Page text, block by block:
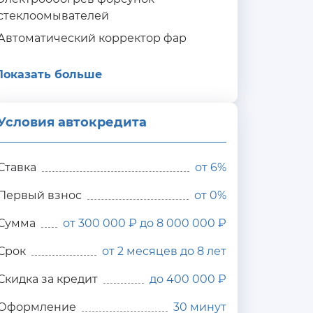
корректор фар
больше
автокредита
от 6%
взнос от 0%
от 300 000 ₽ до 8 000 000 ₽
от 2 месяцев до 8 лет
за кредит до 400 000 ₽
30 минут